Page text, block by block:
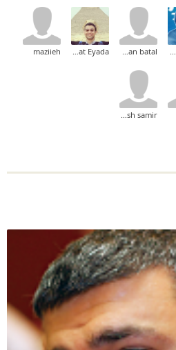
Abeer Adel
beissan batal
Medhat Eyada
maziieh
ftoosh samir